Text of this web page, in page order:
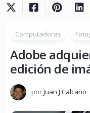
Computadoras
Adobe
edición de
porJuan J Calcaño